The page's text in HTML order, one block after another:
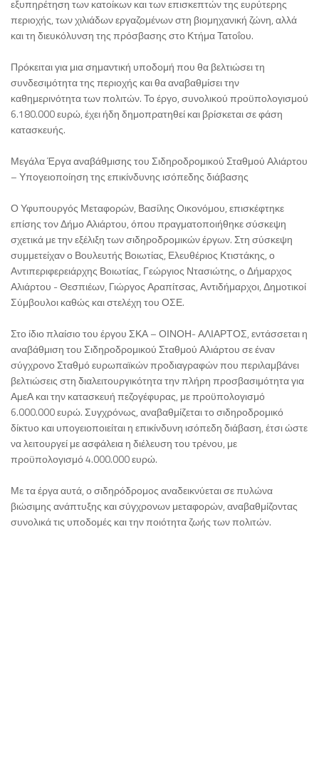
εξυπηρέτηση των κατοίκων και των επισκεπτών της ευρύτερης
περιοχής, των χιλιάδων εργαζομένων στη βιομηχανική ζώνη, αλλά
και τη διευκόλυνση της πρόσβασης στο Κτήμα Τατοΐου.
Πρόκειται για μια σημαντική υποδομή που θα βελτιώσει τη
συνδεσιμότητα της περιοχής και θα αναβαθμίσει την
καθημερινότητα των πολιτών. Το έργο, συνολικού προϋπολογισμού
6.180.000 ευρώ, έχει ήδη δημοπρατηθεί και βρίσκεται σε φάση
κατασκευής.
Μεγάλα Έργα αναβάθμισης του Σιδηροδρομικού Σταθμού Αλιάρτου
– Υπογειοποίηση της επικίνδυνης ισόπεδης διάβασης
Ο Υφυπουργός Μεταφορών, Βασίλης Οικονόμου, επισκέφτηκε
επίσης τον Δήμο Αλιάρτου, όπου πραγματοποιήθηκε σύσκεψη
σχετικά με την εξέλιξη των σιδηροδρομικών έργων. Στη σύσκεψη
συμμετείχαν ο Βουλευτής Βοιωτίας, Ελευθέριος Κτιστάκης, ο
Αντιπεριφερειάρχης Βοιωτίας, Γεώργιος Ντασιώτης, ο Δήμαρχος
Αλιάρτου - Θεσπιέων, Γιώργος Αραπίτσας, Αντιδήμαρχοι, Δημοτικοί
Σύμβουλοι καθώς και στελέχη του ΟΣΕ.
Στο ίδιο πλαίσιο του έργου ΣΚΑ – ΟΙΝΟΗ- ΑΛΙΑΡΤΟΣ, εντάσσεται η
αναβάθμιση του Σιδηροδρομικού Σταθμού Αλιάρτου σε έναν
σύγχρονο Σταθμό ευρωπαϊκών προδιαγραφών που περιλαμβάνει
βελτιώσεις στη διαλειτουργικότητα την πλήρη προσβασιμότητα για
ΑμεΑ και την κατασκευή πεζογέφυρας, με προϋπολογισμό
6.000.000 ευρώ. Συγχρόνως, αναβαθμίζεται το σιδηροδρομικό
δίκτυο και υπογειοποιείται η επικίνδυνη ισόπεδη διάβαση, έτσι ώστε
να λειτουργεί με ασφάλεια η διέλευση του τρένου, με
προϋπολογισμό 4.000.000 ευρώ.
Με τα έργα αυτά, ο σιδηρόδρομος αναδεικνύεται σε πυλώνα
βιώσιμης ανάπτυξης και σύγχρονων μεταφορών, αναβαθμίζοντας
συνολικά τις υποδομές και την ποιότητα ζωής των πολιτών.